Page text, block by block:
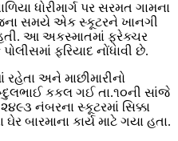
ધોરીમાર્ગ પર સરમત ગામના
સમયે એક સ્કૂટરને ખાનગી
હતી. આ અકસ્માતમાં ફ્રેક્ચર
ફરિયાદ નોંધાવી છે.
રહેતા અને માછીમારીનો
કકલ ગઈ તા.૧૦ની સાંજે
નંબરના સ્કૂટરમાં સિક્કા
બારમાના કાર્ય માટે ગયા હતા.